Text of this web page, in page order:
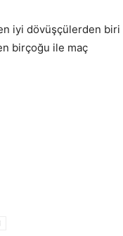
iyi dövüşçülerden biri
birçoğu ile maç